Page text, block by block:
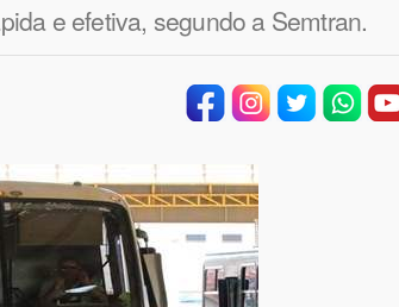
e efetiva, segundo a Semtran.